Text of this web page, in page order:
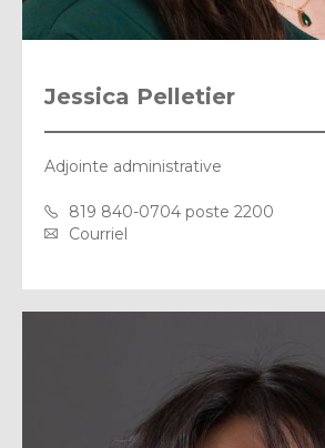
Jessica Pelletier
Adjointe administrative
819 840-0704 poste 2200
Courriel